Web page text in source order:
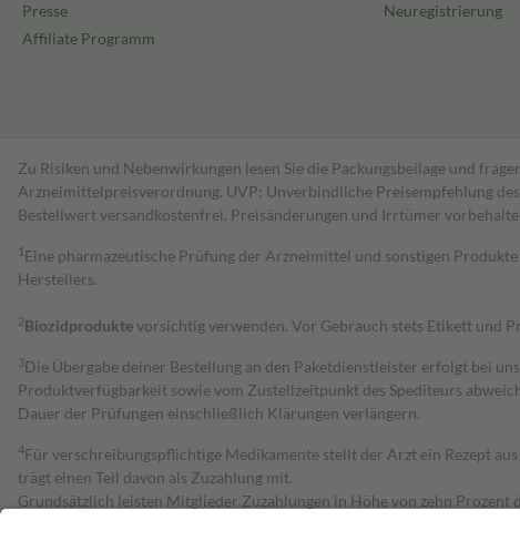
Presse
Affiliate Programm
Neuregistrierung
Zu Risiken und Nebenwirkungen lesen Sie die Packungsbeilage und
Arzneimittelpreisverordnung. UVP: Unverbindliche Preisempfehlung
Bestell­wert versand­kosten­frei. Preisänderungen und Irrtümer
1 Eine pharmazeutische Prüfung der Arzneimittel und sonstigen
Herstellers.
2Biozidproduktevorsichtig verwenden. Vor Gebrauch stets Etikett und
3Die Übergabe deiner Bestellung an den Paketdienstleister erfolgt bei
Produktverfügbarkeit sowie vom Zustellzeitpunkt des Spediteurs
Dauer der Prüfungen einschließlich Klärungen verlängern.
4Für verschreibungspflichtige Medikamente stellt der Arzt ein Rezept
trägt einen Teil davon als Zuzahlung mit.
Grundsätzlich leisten Mitglieder Zuzahlungen in Höhe von zehn Prozent